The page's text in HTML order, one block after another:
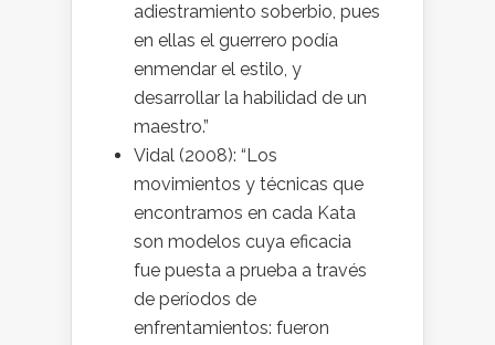
adiestramiento soberbio, pues
en ellas el guerrero podía
enmendar el estilo, y
desarrollar la habilidad de un
maestro.”
Vidal (2008): “Los
movimientos y técnicas que
encontramos en cada Kata
son modelos cuya eficacia
fue puesta a prueba a través
de períodos de
enfrentamientos: fueron